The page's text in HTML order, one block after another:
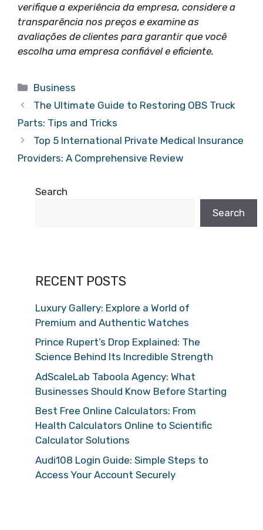
verifique a experiência da empresa, considere a
transparência nos preços e examine as
avaliações de clientes para garantir que você
escolha uma empresa confiável e eficiente.
Categories
Business
The Ultimate Guide to Restoring OBS Truck
Parts: Tips and Tricks
Top 5 International Private Medical Insurance
Providers: A Comprehensive Review
Search
Search
RECENT POSTS
Luxury Gallery: Explore a World of
Premium and Authentic Watches
Prince Rupert’s Drop Explained: The
Science Behind Its Incredible Strength
AdScaleLab Taboola Agency: What
Businesses Should Know Before Starting
Best Free Online Calculators: From
Health Calculators Online to Scientific
Calculator Solutions
Audi108 Login Guide: Simple Steps to
Access Your Account Securely